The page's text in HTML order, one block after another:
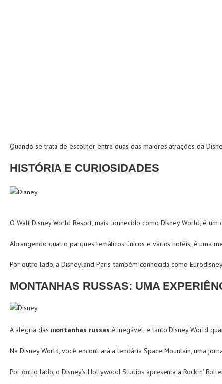
Quando se trata de escolher entre duas das maiores atrações da
HISTÓRIA E CURIOSIDADES
O Walt Disney World Resort, mais conhecido como Disney World, é
Abrangendo quatro parques temáticos únicos e vários hotéis, é uma
Por outro lado, a Disneyland Paris, também conhecida como
MONTANHAS RUSSAS: UMA
A alegria das montanhas russas é inegável, e tanto Disney World
Na Disney World, você encontrará a lendária Space Mountain, uma
Por outro lado, o Disney’s Hollywood Studios apresenta a Rock ‘n’